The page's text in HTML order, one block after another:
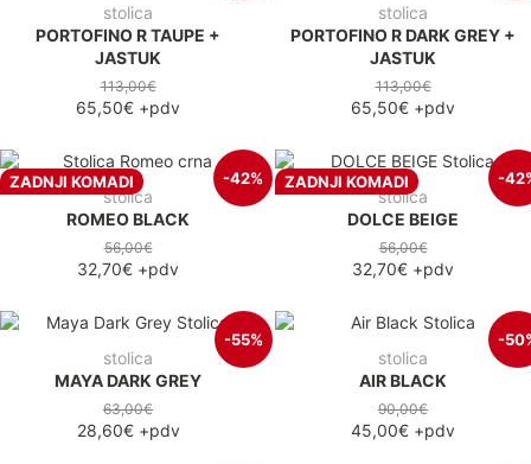
stolica
PORTOFINO R TAUPE +
JASTUK
113,00€
65,50€ +pdv
stolica
PORTOFINO R DARK GREY +
JASTUK
113,00€
65,50€ +pdv
ZADNJI KOMADI -42%
stolica
ROMEO BLACK
56,00€
32,70€ +pdv
ZADNJI KOMADI -
stolica
DOLCE BEIGE
56,00€
32,70€ +pdv
-55%
stolica
MAYA DARK GREY
63,00€
28,60€+pdv
-
stolica
AIR BLACK
90,00€
45,00€ +pdv